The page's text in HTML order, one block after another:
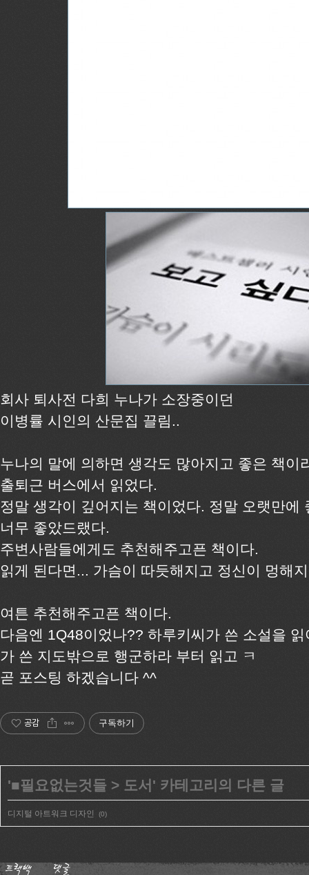
회사 퇴사전 다희 누나가 소장중이던
이병률 시인의 산문집 끌림..
누나의 말에 의하면 생각도 많아지고 좋은 책이
출퇴근 버스에서 읽었다.
정말 생각이 깊어지는 책이었다. 정말 오랫만에
너무 좋았드랬다.
주변사람들에게도 추천해주고픈 책이다.
읽게 된다면... 가슴이 따듯해지고 정신이 멍해
여튼 추천해주고픈 책이다.
다음엔 1Q48이었나?? 하루키씨가 쓴 소설을
가 쓴 지도밖으로 행군하라 부터 읽고 ㅋ
곧 포스팅 하겠습니다 ^^
공감 구독하기
'■필요없는것들 > 도서 ' 카테고리의 다른 글
디지털 아트워크 디자인 (0)